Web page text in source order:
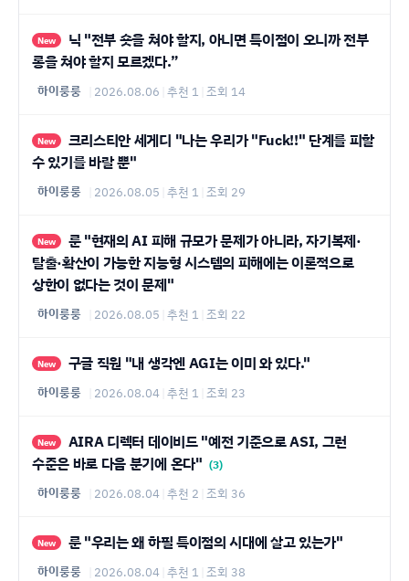
New
롱을 쳐야 할지 모르겠다.”
하이룽룽 2026.08.06 추천 1 조회 14
New
수 있기를 바랄 뿐"
하이룽룽 2026.08.05 추천 1 조회 29
New
탈출·확산이 가능한 지능형 시스템의 피해에는 이론적으로
상한이 없다는 것이 문제"
하이룽룽 2026.08.05 추천 1 조회 22
New 구글 직원 "내 생각엔 AGI는 이미 와 있다."
하이룽룽 2026.08.04 추천 1 조회 23
New
수준은 바로 다음 분기에 온다" (3)
하이룽룽 2026.08.04 추천 2 조회 36
New 룬 "우리는 왜 하필 특이점의 시대에 살고 있는가"
하이룽룽 2026.08.04 추천 1 조회 38